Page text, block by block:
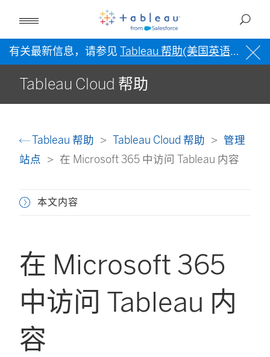
有关最新信息，请参见 Tableau 帮助(美国英语) 。
Tableau Cloud 帮助
Tableau 帮助 Tableau Cloud 帮助
管理
站点
在 Microsoft 365 中访问 Tableau 内容
本文内容
在 Microsoft 365
中访问 Tableau 内
容